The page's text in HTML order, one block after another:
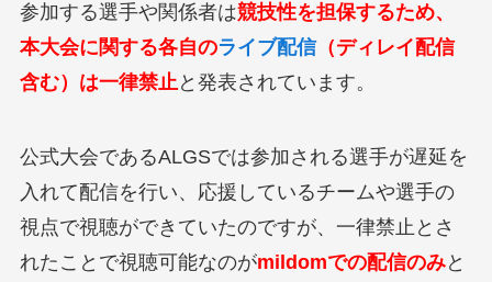
参加する選手や関係者は競技性を担保するため、
本大会に関する各自のライブ配信（ディレイ配信
含む）は一律禁止と発表されています。
公式大会であるALGSでは参加される選手が遅延を
入れて配信を行い、応援しているチームや選手の
視点で視聴ができていたのですが、一律禁止とさ
れたことで視聴可能なのがmildomでの配信のみと